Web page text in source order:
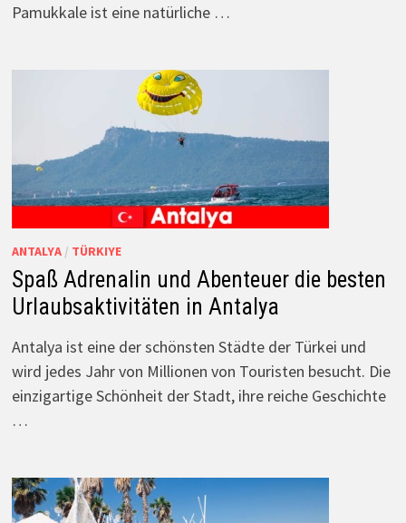
Pamukkale ist eine natürliche …
ANTALYA/ TÜRKIYE
Spaß Adrenalin und Abenteuer die besten
Urlaubsaktivitäten in Antalya
Antalya ist eine der schönsten Städte der Türkei und
wird jedes Jahr von Millionen von Touristen besucht. Die
einzigartige Schönheit der Stadt, ihre reiche Geschichte
…